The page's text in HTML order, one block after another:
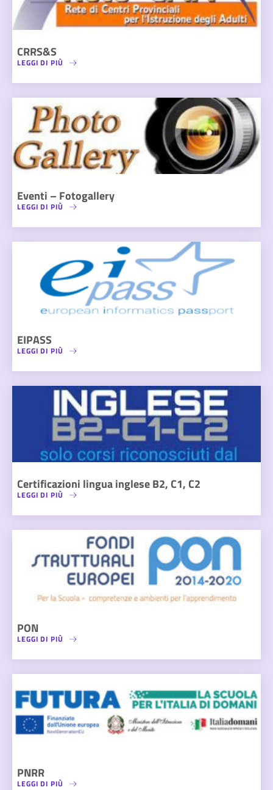
CRRS&S
LEGGI DI PIÙ
Eventi – Fotogallery
LEGGI DI PIÙ
EIPASS
LEGGI DI PIÙ
Certificazioni lingua inglese B2, C1, C2
LEGGI DI PIÙ
PON
LEGGI DI PIÙ
PNRR
LEGGI DI PIÙ